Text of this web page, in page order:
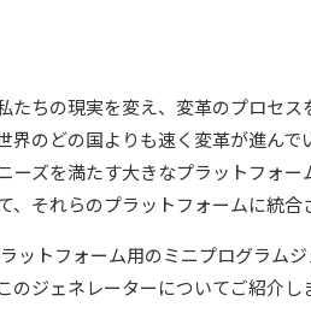
たちの現実を変え、変革のプロセ
界のどの国よりも速く変革が進ん
ーズを満たす大きなプラットフォ
、それらのプラットフォームに統
ットフォーム用のミニプログラム
のジェネレーターについてご紹介し